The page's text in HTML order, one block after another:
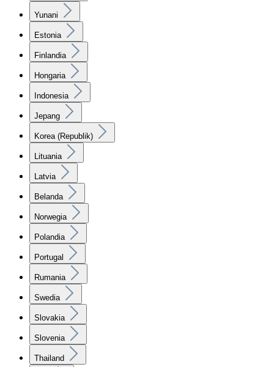
Yunani
Estonia
Finlandia
Hongaria
Indonesia
Jepang
Korea (Republik)
Lituania
Latvia
Belanda
Norwegia
Polandia
Portugal
Rumania
Swedia
Slovakia
Slovenia
Thailand